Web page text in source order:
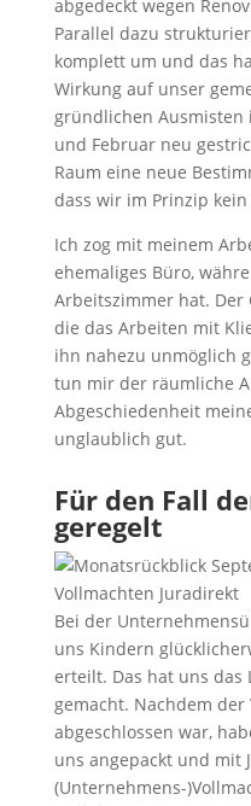
Parallel dazu
komplett um und das
Wirkung auf unser
gründlichen Ausmisten
und Februar neu
Raum eine neue
dass wir im Prinzip
Ich zog mit meinem
ehemaliges Büro,
Arbeitszimmer hat. Der
die das Arbeiten mit
ihn nahezu unmöglich
tun mir der räumliche
Abgeschiedenheit
unglaublich gut.
Für den Fall
geregelt
Bei der
uns Kindern
erteilt. Das hat uns das
gemacht. Nachdem der
abgeschlossen war,
uns angepackt und mit
(Unternehmens-